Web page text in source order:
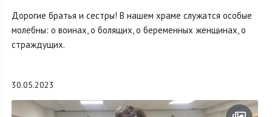
Дорогие братья и сестры! В нашем храме служатся особые
молебны: о воинах, о болящих, о беременных женщинах, о
страждущих.
30.05.2023